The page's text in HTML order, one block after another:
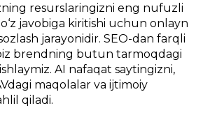
resurslaringizni eng nufuzli
javobiga kiritishi uchun onlayn
jarayonidir. SEO-dan farqli
brendning butun tarmoqdagi
AI nafaqat saytingizni,
maqolalar va ijtimoiy
qiladi.